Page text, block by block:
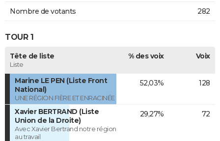
Nombre de votants 282
TOUR 1
Tête de liste
Liste
% des voix Voix
Marine LE PEN (Liste Front
National)
UNE RÉGION FIÈRE ET ENRACINÉE
52,03% 128
Xavier BERTRAND (Liste
Union de la Droite)
Avec Xavier Bertrand notre région
au travail
29,27% 72